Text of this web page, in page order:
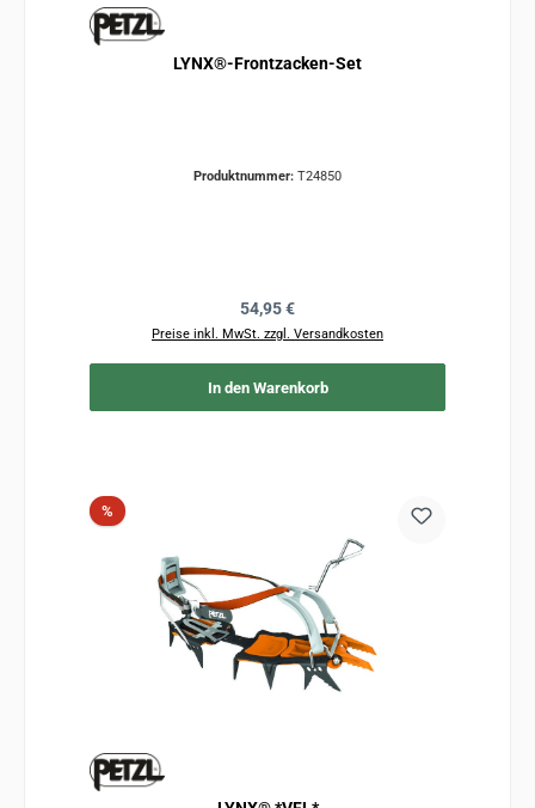
LYNX®-Frontzacken-Set
Produktnummer: T24850
Regulärer Preis:
54,95 €
Preise inkl. MwSt. zzgl. Versandkosten
In den Warenkorb
%Rabatt